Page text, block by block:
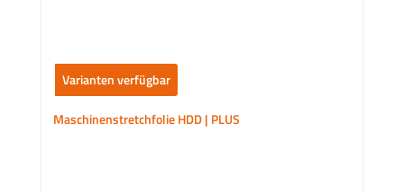
Varianten verfügbar
Maschinenstretchfolie HDD | PLUS